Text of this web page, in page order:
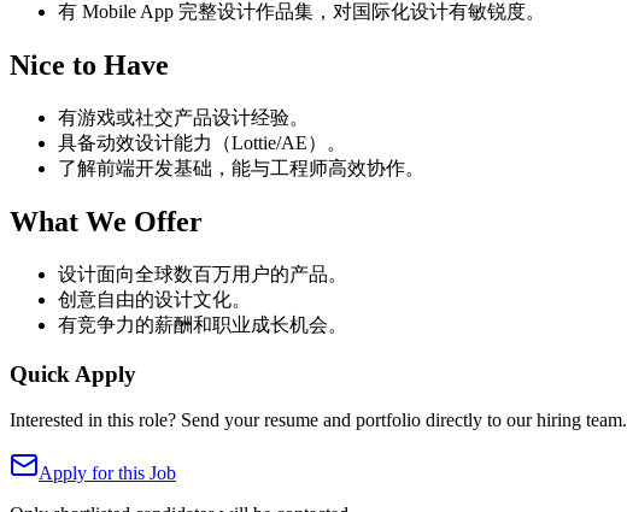
有 Mobile App 完整设计作品集，对国际化设计有敏锐度。
Nice to Have
有游戏或社交产品设计经验。
具备动效设计能力（Lottie/AE）。
了解前端开发基础，能与工程师高效协作。
What We Offer
设计面向全球数百万用户的产品。
创意自由的设计文化。
有竞争力的薪酬和职业成长机会。
Quick Apply
Interested in this role? Send your resume and portfolio directly to our hiring team.
Apply for this Job